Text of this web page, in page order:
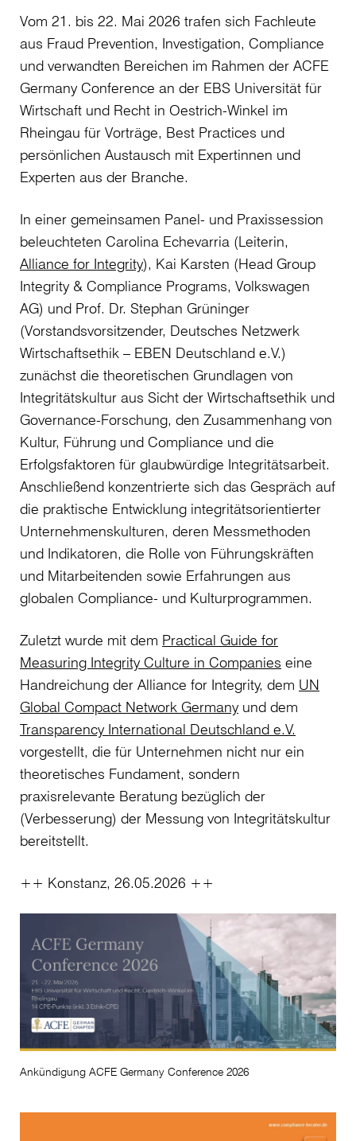
Vom 21. bis 22. Mai 2026 trafen sich Fachleute
aus Fraud Prevention, Investigation, Compliance
und verwandten Bereichen im Rahmen der ACFE
Germany Conference an der EBS Universität für
Wirtschaft und Recht in Oestrich-Winkel im
Rheingau für Vorträge, Best Practices und
persönlichen Austausch mit Expertinnen und
Experten aus der Branche.
In einer gemeinsamen Panel- und Praxissession
beleuchteten Carolina Echevarria (Leiterin,
Alliance for Integrity), Kai Karsten (Head Group
Integrity & Compliance Programs, Volkswagen
AG) und Prof. Dr. Stephan Grüninger
(Vorstandsvorsitzender, Deutsches Netzwerk
Wirtschaftsethik – EBEN Deutschland e.V.)
zunächst die theoretischen Grundlagen von
Integritätskultur aus Sicht der Wirtschaftsethik und
Governance-Forschung, den Zusammenhang von
Kultur, Führung und Compliance und die
Erfolgsfaktoren für glaubwürdige Integritätsarbeit.
Anschließend konzentrierte sich das Gespräch auf
die praktische Entwicklung integritätsorientierter
Unternehmenskulturen, deren Messmethoden
und Indikatoren, die Rolle von Führungskräften
und Mitarbeitenden sowie Erfahrungen aus
globalen Compliance- und Kulturprogrammen.
Zuletzt wurde mit dem Practical Guide for
Measuring Integrity Culture in Companies eine
Handreichung der Alliance for Integrity, dem UN
Global Compact Network Germany und dem
Transparency International Deutschland e.V.
vorgestellt, die für Unternehmen nicht nur ein
theoretisches Fundament, sondern
praxisrelevante Beratung bezüglich der
(Verbesserung) der Messung von Integritätskultur
bereitstellt.
++ Konstanz, 26.05.2026 ++
Ankündigung ACFE Germany Conference 2026